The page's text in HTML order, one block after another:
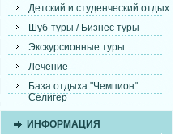
Детский и студенческий отдых
Шуб-туры / Бизнес туры
Экскурсионные туры
Лечение
База отдыха "Чемпион"
Селигер
ИНФОРМАЦИЯ